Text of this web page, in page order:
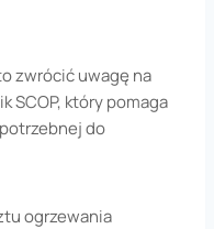
zwrócić uwagę na
SCOP, który pomaga
do
ogrzewania